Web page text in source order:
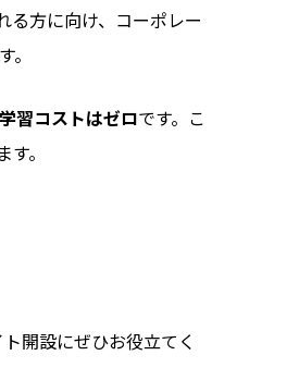
る方に向け、コーポレー
習コストはゼロです。こ
。
開設にぜひお役立てく